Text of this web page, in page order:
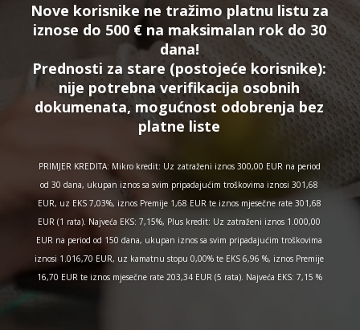
Nove korisnike ne tražimo platnu listu za
iznose do 500 € na maksimalan rok do 30
dana!
Prednosti za stare (postojeće korisnike):
nije potrebna verifikacija osobnih
dokumenata, mogućnost odobrenja bez
platne liste
PRIMJER KREDITA: Mikro kredit: Uz zatraženi iznos 300,00 EUR na period
od 30 dana, ukupan iznos sa svim pripadajućim troškovima iznosi 301,68
EUR, uz EKS 7,03%, iznos Premije 1,68 EUR te iznos mjesečne rate 301,68
EUR (1 rata). Najveća EKS: 7,15%, Plus kredit: Uz zatraženi iznos 1.000,00
EUR na period od 150 dana, ukupan iznos sa svim pripadajućim troškovima
iznosi 1.016,70 EUR, uz kamatnu stopu 0,00% te EKS 6,96 %, iznos Premije
16,70 EUR te iznos mjesečne rate 203,34 EUR (5 rata). Najveća EKS: 7,15 %